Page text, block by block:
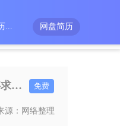
... 网盘简历
天蓝极简风行政人事求职Word简历模板 免费
源： 网络整理